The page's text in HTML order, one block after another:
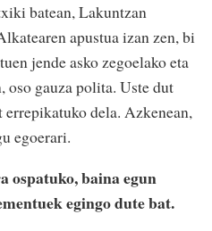
batean, Lakuntzan
apustua izan zen, bi
jende asko zegoelako eta
oso gauza polita. Uste dut
dela. Azkenean,
egoerari.
baina egun
egingo dute bat.